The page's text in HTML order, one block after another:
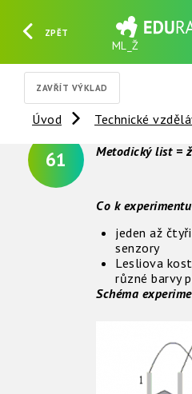
ZPĚT
ML_Ž
ZAVŘÍT VÝKLAD
Úvod Technické
61 Metodický list =
Co k
jeden až
senzory
Lesliova
různé barvy
Schéma